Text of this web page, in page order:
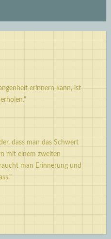
erinnern kann, ist
dass man das Schwert
mit einem zweiten
man Erinnerung und